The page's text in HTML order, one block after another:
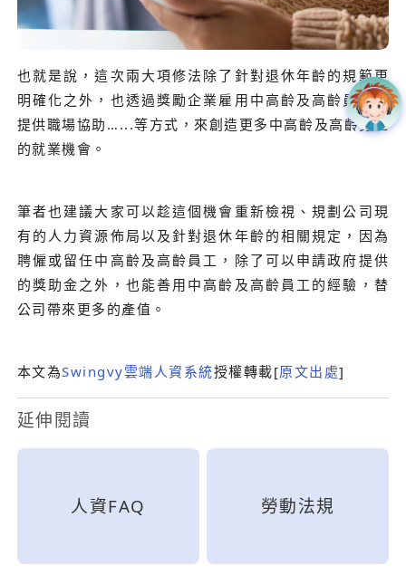
也就是說，這次兩大項修法除了針對退休年齡的規範更
明確化之外，也透過獎勵企業雇用中高齡及高齡員工、
提供職場協助…...等方式，來創造更多中高齡及高齡勞工
的就業機會。
筆者也建議大家可以趁這個機會重新檢視、規劃公司現
有的人力資源佈局以及針對退休年齡的相關規定，因為
聘僱或留任中高齡及高齡員工，除了可以申請政府提供
的獎助金之外，也能善用中高齡及高齡員工的經驗，替
公司帶來更多的產值。
本文為Swingvy雲端人資系統授權轉載[原文出處]
延伸閱讀
人資FAQ 勞動法規